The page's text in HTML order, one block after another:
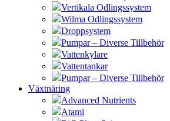
Vertikala Odlingssystem
Wilma Odlingssystem
Droppsystem
Pumpar – Diverse Tillbehör
Vattenkylare
Vattentankar
Pumpar – Diverse Tillbehör
Växtnäring
Advanced Nutrients
Atami